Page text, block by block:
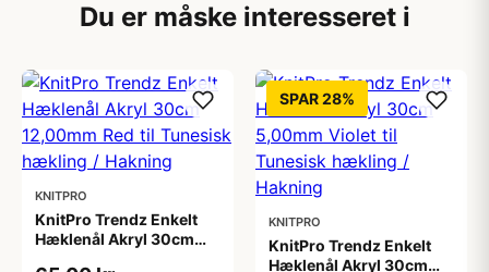
Du er måske interesseret i
KNITPRO
KnitPro Trendz Enkelt
Hæklenål Akryl 30cm
SPAR 28%
KNITPRO
KnitPro Trendz Enkelt
Hæklenål Akryl 30cm